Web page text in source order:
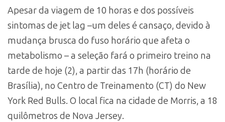
Apesar da viagem de 10 horas e dos possíveis
sintomas de jet lag –um deles é cansaço, devido à
mudança brusca do fuso horário que afeta o
metabolismo – a seleção fará o primeiro treino na
tarde de hoje (2), a partir das 17h (horário de
Brasília), no Centro de Treinamento (CT) do New
York Red Bulls. O local fica na cidade de Morris, a 18
quilômetros de Nova Jersey.